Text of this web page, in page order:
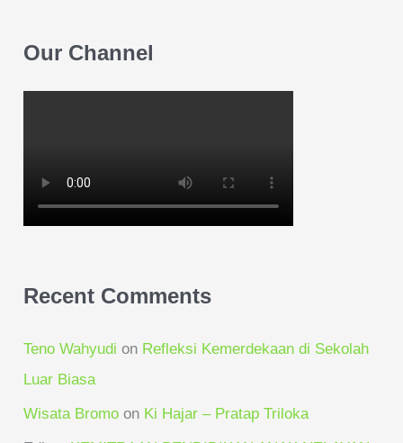
Our Channel
Recent Comments
Teno Wahyudi on Refleksi Kemerdekaan di Sekolah
Luar Biasa
Wisata Bromo on Ki Hajar – Pratap Triloka